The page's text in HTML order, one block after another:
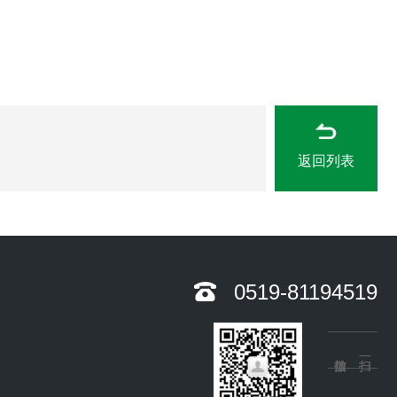
返回列表
0519-81194519